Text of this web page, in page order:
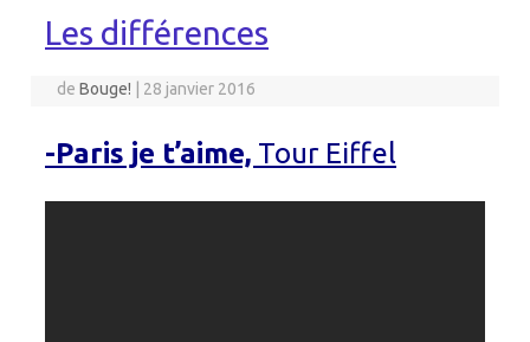
Les différences
deBouge! 28 janvier 2016
-Paris je t’aime, Tour Eiffel